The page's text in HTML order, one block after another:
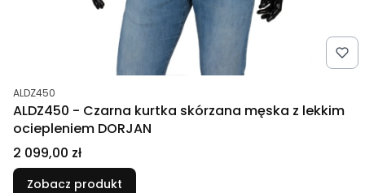
Kod produktu
ALDZ450
ALDZ450 - Czarna kurtka skórzana męska z lekkim
ociepleniem DORJAN
Cena
2 099,00 zł
Zobacz produkt